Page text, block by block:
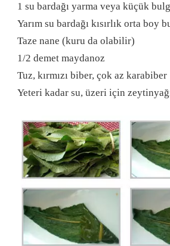
1 su bardağı yarma veya küçük
Yarım su bardağı kısırlık orta boy
Taze nane (kuru da olabilir)
1/2 demet maydanoz
Tuz, kırmızı biber, çok az karabiber
Yeteri kadar su, üzeri için